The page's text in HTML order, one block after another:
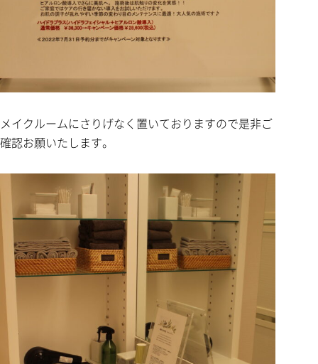
メイクルームにさりげなく置いておりますので是非ご
確認お願いたします。